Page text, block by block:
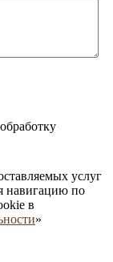
услуг
навигацию по
в
»